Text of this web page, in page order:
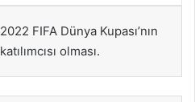
2022 FIFA Dünya Kupası’nın
katılımcısı olması.